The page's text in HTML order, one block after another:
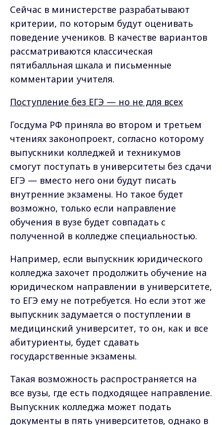
Сейчас в министерстве разрабатывают
критерии, по которым будут оценивать
поведение учеников. В качестве вариантов
рассматриваются классическая
пятибалльная шкала и письменные
комментарии учителя.
Поступление без ЕГЭ — но не для всех
Госдума РФ приняла во втором и третьем
чтениях законопроект, согласно которому
выпускники колледжей и техникумов
смогут поступать в университеты без сдачи
ЕГЭ — вместо него они будут писать
внутренние экзамены. Но такое будет
возможно, только если направление
обучения в вузе будет совпадать с
полученной в колледже специальностью.
Например, если выпускник юридического
колледжа захочет продолжить обучение на
юридическом направлении в университете,
то ЕГЭ ему не потребуется. Но если этот же
выпускник задумается о поступлении в
медицинский университет, то он, как и все
абитуриенты, будет сдавать
государственные экзамены.
Такая возможность распространяется на
все вузы, где есть подходящее направление.
Выпускник колледжа может подать
документы в пять университетов, однако в